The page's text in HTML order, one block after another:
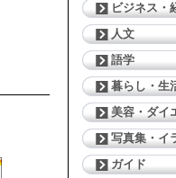
ビジネス・
人文
語学
暮らし・生
美容・ダイ
写真集・イ
ガイド